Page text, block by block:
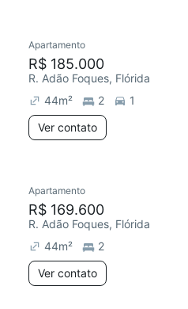
Apartamento
R$ 185.000
R. Adão Foques, Flórida
44m² 2
1
Ver contato
Redecorar
Apartamento
R$ 169.600
R. Adão Foques, Flórida
44m²
2
Ver contato